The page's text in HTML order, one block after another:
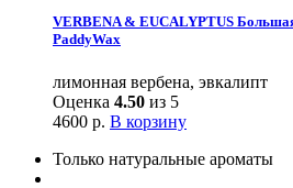
VERBENA & EUCALYPTUS
PaddyWax
лимонная вербена, эвкалипт
Оценка 4.50 из 5
4600 р. В корзину
Только натуральные ароматы